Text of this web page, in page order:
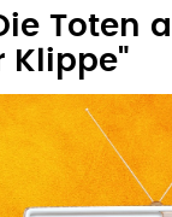
Toten
Klippe"